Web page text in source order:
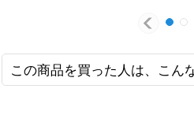
この商品を買った人は、こん